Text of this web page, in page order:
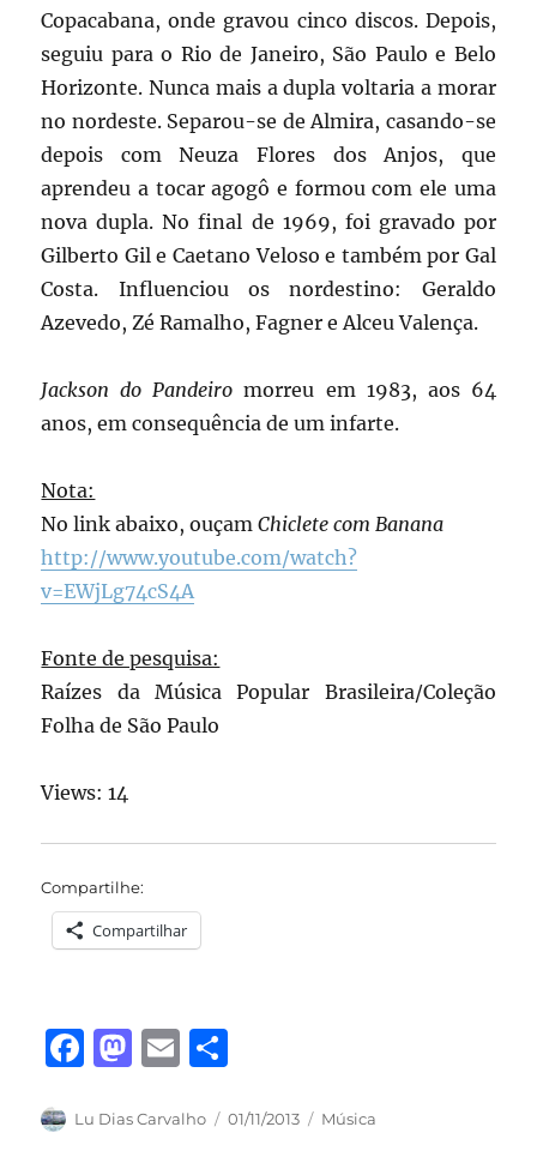
Copacabana, onde gravou cinco discos. Depois,
seguiu para o Rio de Janeiro, São Paulo e Belo
Horizonte. Nunca mais a dupla voltaria a morar
no nordeste. Separou-se de Almira, casando-se
depois com Neuza Flores dos Anjos, que
aprendeu a tocar agogô e formou com ele uma
nova dupla. No final de 1969, foi gravado por
Gilberto Gil e Caetano Veloso e também por Gal
Costa. Influenciou os nordestino: Geraldo
Azevedo, Zé Ramalho, Fagner e Alceu Valença.
Jackson do Pandeiro morreu em 1983, aos 64
anos, em consequência de um infarte.
Nota:
No link abaixo, ouçamChiclete com Banana
http://www.youtube.com/watch?
v=EWjLg74cS4A
Fonte de pesquisa:
Raízes da Música Popular Brasileira/Coleção
Folha de São Paulo
Views: 14
Compartilhe:
Compartilhar
F
c
M
st
E
ai a
Autor
Lu Dias Carvalho
Publicado
01/11/2013 Categorias
Música